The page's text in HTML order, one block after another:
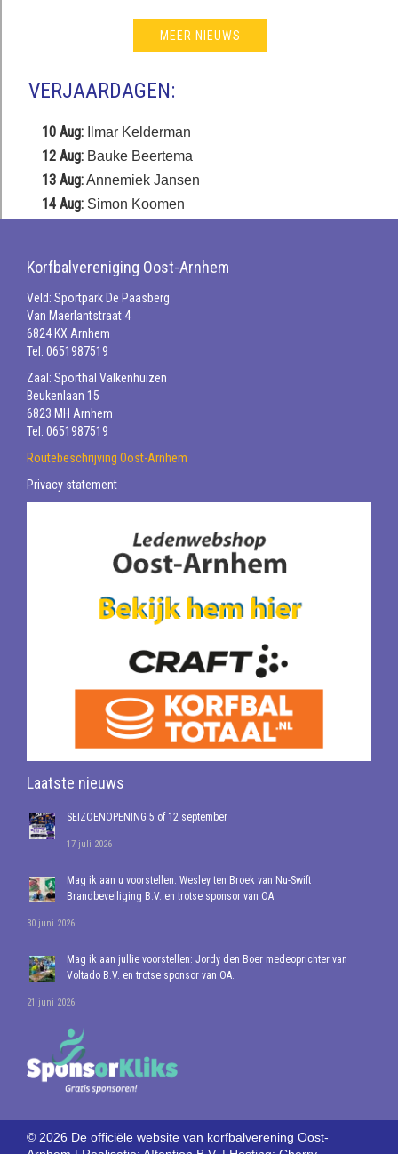
MEER NIEUWS
VERJAARDAGEN:
10 Aug: Ilmar Kelderman
12 Aug: Bauke Beertema
13 Aug:Annemiek Jansen
14 Aug: Simon Koomen
Korfbalvereniging Oost-Arnhem
Veld: Sportpark De Paasberg
Van Maerlantstraat 4
6824 KX Arnhem
Tel: 0651987519
Zaal: Sporthal Valkenhuizen
Beukenlaan 15
6823 MH Arnhem
Tel: 0651987519
Routebeschrijving Oost-Arnhem
Privacy statement
Laatste nieuws
SEIZOENOPENING 5 of 12 september
17 juli 2026
Mag ik aan u voorstellen: Wesley ten Broek van Nu-Swift
Brandbeveiliging B.V. en trotse sponsor van OA.
30 juni 2026
Mag ik aan jullie voorstellen: Jordy den Boer medeoprichter van
Voltado B.V. en trotse sponsor van OA.
21 juni 2026
© 2026 De officiële website van korfbalverening Oost-